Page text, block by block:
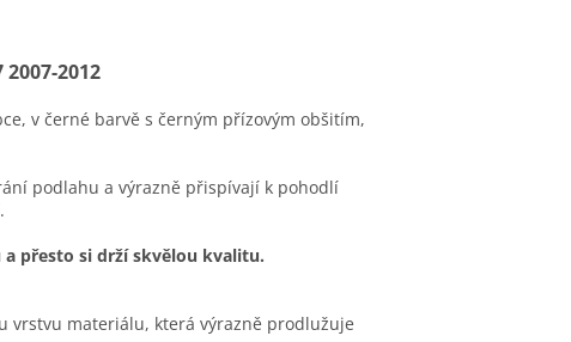
2012
v černé barvě s černým přízovým obšitím,
podlahu a výrazně přispívají k pohodlí
přesto si drží skvělou kvalitu.
vrstvu materiálu, která výrazně prodlužuje